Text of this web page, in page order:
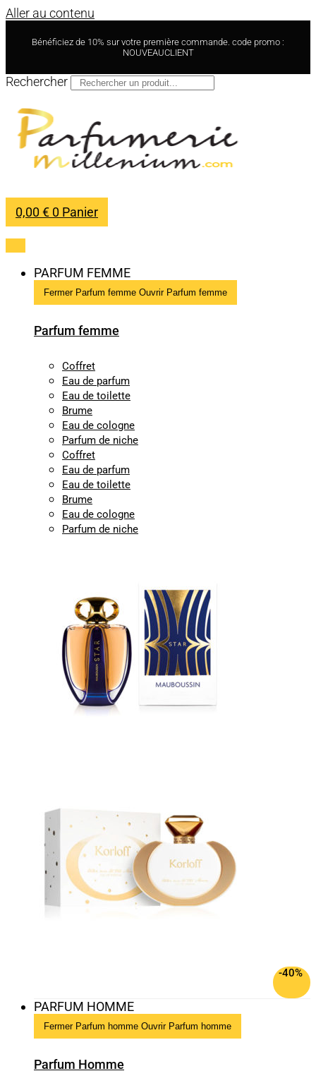
Aller au contenu
Bénéficiez de 10% sur votre première commande. code promo :
NOUVEAUCLIENT
Rechercher
0,00€ 0 Panier
PARFUM FEMME
Fermer Parfum femme Ouvrir Parfum femme
Parfum femme
Coffret
Eau de parfum
Eau de toilette
Brume
Eau de cologne
Parfum de niche
Coffret
Eau de parfum
Eau de toilette
Brume
Eau de cologne
Parfum de niche
-40%
PARFUM HOMME
Fermer Parfum homme Ouvrir Parfum homme
Parfum Homme